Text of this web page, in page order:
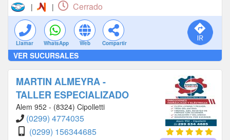
| | Cerrado
Llamar WhatsApp Web Compartir
VER SUCURSALES
MARTIN ALMEYRA -
TALLER ESPECIALIZADO
Alem 952 - (8324) Cipolletti
(0299) 4774035
(0299) 156344685